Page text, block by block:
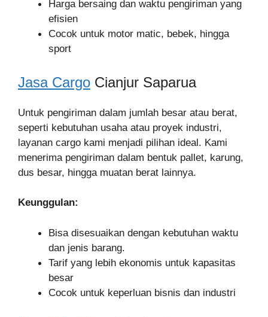
Harga bersaing dan waktu pengiriman yang
efisien
Cocok untuk motor matic, bebek, hingga
sport
Jasa Cargo Cianjur Saparua
Untuk pengiriman dalam jumlah besar atau berat,
seperti kebutuhan usaha atau proyek industri,
layanan cargo kami menjadi pilihan ideal. Kami
menerima pengiriman dalam bentuk pallet, karung,
dus besar, hingga muatan berat lainnya.
Keunggulan:
Bisa disesuaikan dengan kebutuhan waktu
dan jenis barang.
Tarif yang lebih ekonomis untuk kapasitas
besar
Cocok untuk keperluan bisnis dan industri